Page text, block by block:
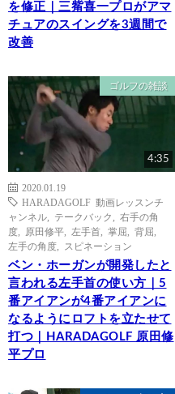
を修正｜三觜喜一プロがアマ
チュアのスイングを3週間で
改善
ゴルフの雑談
4:35
2020.01.19
HARADAGOLF 動画レッスンチ
ャンネル
テークバック
右手の角
度
原田修平 左手首 掌屈 背屈
左手の角度
スピネーション
ベン・ホーガンが開発したと
言われる左手首の使い方｜5
番アイアンが4番アイアンに
なるようにロフトを立たせて
打つ｜HARADAGOLF 原田修
平プロ